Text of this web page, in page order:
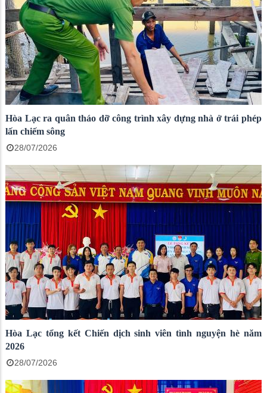
Hòa Lạc ra quân tháo dỡ công trình xây dựng nhà ở trái phép
lấn chiếm sông
28/07/2026
Hòa Lạc tổng kết Chiến dịch sinh viên tình nguyện hè năm
2026
28/07/2026